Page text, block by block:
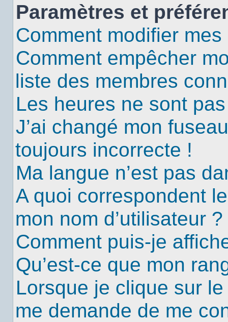
Paramètres et
Comment modifier
Comment empêcher
liste des membres
Les heures ne sont
J’ai changé mon
toujours incorrecte !
Ma langue n’est pas
A quoi correspondent
mon nom d’utilisateur ?
Comment puis-je
Qu’est-ce que mon
Lorsque je clique sur
me demande de me